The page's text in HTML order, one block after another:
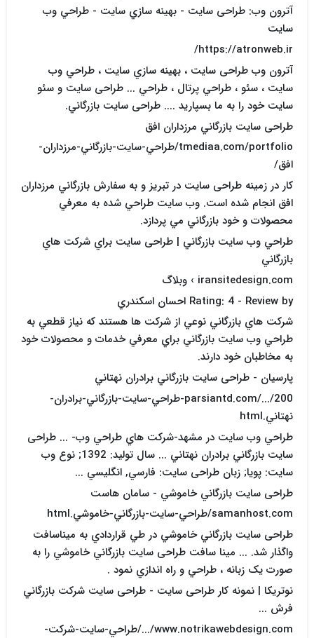
آترون وب: طراحی سایت - بهينه سازي سايت - طراحي وب
سايت
https://atronweb.ir/
آترون وب طراحی سایت ، بهينه سازي سايت ، طراحي وب
سايت ، سئو ، طراحي پرتال ، طراحي ... طراحی سایت و سئو
سايت خود را به ما بسپاريد .... طراحی سایت بازرگاني.
طراحی سایت بازرگاني مرزداران افق
tmediaa.com/portfolio/طراحي-سايت-بازرگاني-مرزداران-
افق/
کار در زمينه طراحی سایت در تبريز و به سفارش بازرگاني مرزداران
افق انجام شده است. وب سايت طراحي شده به معرفي
محصولات و خود بازرگاني مي پردازد.
طراحي وب سايت بازرگاني | طراحی سایت براي شرکت هاي
بازرگاني
iransitedesign.com › وبلاگ
Rating: 4 - ‎Review by احسان اسکندري
شرکت هاي بازرگاني نوعي از شرکت ها هستند که نياز قطعي به
طراحي وب سايت بازرگاني براي معرفي خدمات و محصولات خود
به مخاطبان خود دارند.
پارسيان - طراحی سایت بازرگاني برادران نهتاني
parsiantd.com/.../200-طراحي-سايت-بازرگاني-برادران-
نهتاني.html
طراحي وب سايت در مشهد-شرکت هاي طراحي وب- ... طراحی
سایت بازرگاني برادران نهتاني ... سال توليد: 1392; نوع وب
سايت: پويا; زبان طراحی سایت: فارسي, انگليسي ...
طراحی سایت بازرگاني خاموشي - سامان هاست
samanhost.com/طراحي-سايت-بازرگاني-خاموشي.html
طراحی سایت بازرگاني خاموشي در طي قراردادي به ميناسافت
واگذار شد. ... مينا سافت طراحی سایت بازرگاني خاموشي را به
صورت يک زبانه ، طراحي و راه اندازي نمود .
نوتريکا | نمونه کار طراحی سایت - طراحی سایت شرکت بازرگاني
فرش ...
www.notrikawebdesign.com/.../طراحي-سايت-شرکت-